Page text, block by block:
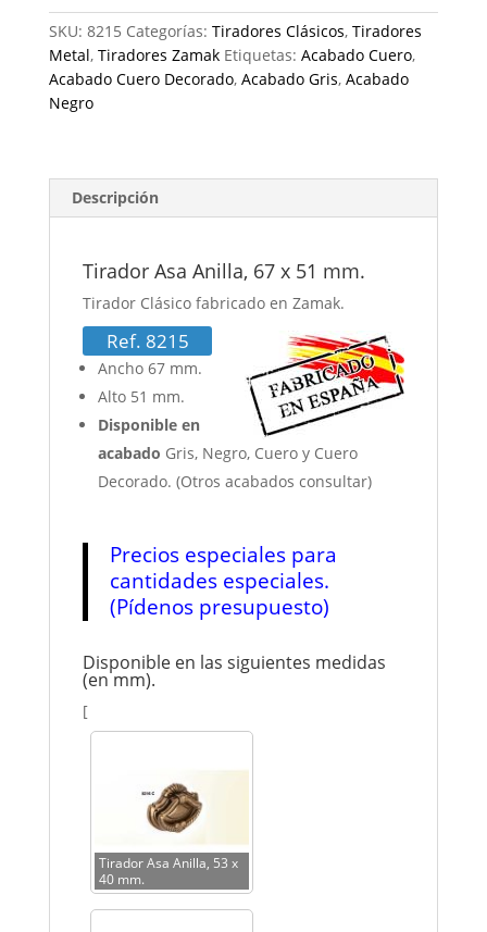
x
51
mm.
cantidad
SKU: 8215 Categorías: Tiradores Clásicos, Tiradores
Metal, Tiradores Zamak Etiquetas: Acabado Cuero,
Acabado Cuero Decorado, Acabado Gris, Acabado
Negro
Descripción
Tirador Asa Anilla, 67 x 51 mm.
Tirador Clásico fabricado en Zamak.
Ref. 8215
Ancho 67 mm.
Alto 51 mm.
Disponible en
acabado Gris, Negro, Cuero y Cuero
Decorado. (Otros acabados consultar)
Precios especiales para
cantidades especiales.
(Pídenos presupuesto)
Disponible en las siguientes medidas
(en mm).
[
Tirador Asa Anilla, 53 x
40 mm.